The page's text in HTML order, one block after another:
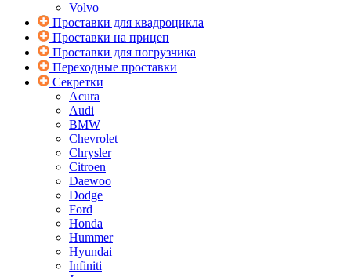
Volvo
Проставки для квадроцикла
Проставки на прицеп
Проставки для погрузчика
Переходные проставки
Секретки
Acura
Audi
BMW
Chevrolet
Chrysler
Citroen
Daewoo
Dodge
Ford
Honda
Hummer
Hyundai
Infiniti